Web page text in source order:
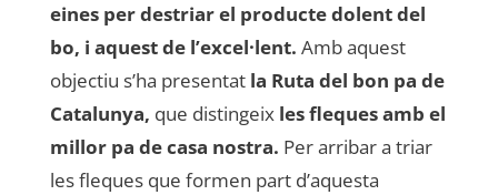
eines per destriar el producte dolent del
bo, i aquest de l’excel·lent. Amb aquest
objectiu s’ha presentat la Ruta del bon pa de
Catalunya, que distingeix les fleques amb el
millor pa de casa nostra. Per arribar a triar
les fleques que formen part d’aquesta